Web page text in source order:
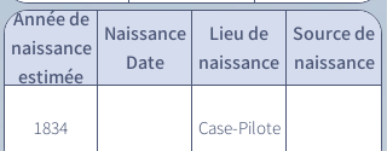
Année de
naissance
estimée
Naissance
Date
Lieu de
naissance
Source de
naissance
1834 Case-Pilote